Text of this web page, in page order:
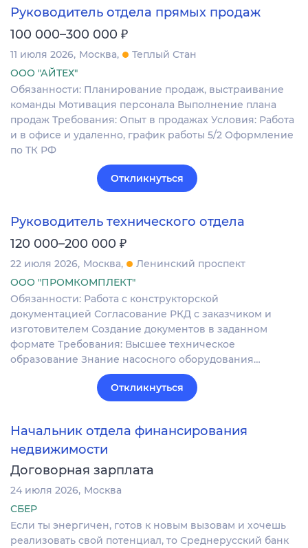
Руководитель отдела прямых продаж
100 000–300 000 ₽
11 июля 2026 Москва
Теплый Стан
ООО "АЙТЕХ"
Обязанности: Планирование продаж, выстраивание
команды Мотивация персонала Выполнение плана
продаж Требования: Опыт в продажах Условия: Работа
и в офисе и удаленно, график работы 5/2 Оформление
по ТК РФ
Откликнуться
Руководитель технического отдела
120 000–200 000 ₽
22 июля 2026 Москва
Ленинский проспект
ООО "ПРОМКОМПЛЕКТ"
Обязанности: Работа с конструкторской
документацией Согласование РКД с заказчиком и
изготовителем Создание документов в заданном
формате Требования: Высшее техническое
образование Знание насосного оборудования…
Откликнуться
Начальник отдела финансирования
недвижимости
Договорная зарплата
24 июля 2026 Москва
СБЕР
Если ты энергичен, готов к новым вызовам и хочешь
реализовать свой потенциал, то Среднерусский банк